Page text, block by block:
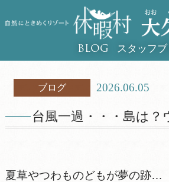
BLOG スタッフ
ブログ 2026.06.05
台風一過・・・島は？
夏草やつわものどもが夢の